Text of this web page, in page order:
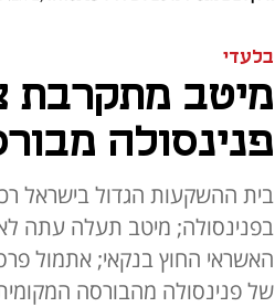
בלעדי
מיטב מתקרבת
פנינסולה
בית ההשקעות הגדול בישראל
האשראי החוץ בנקאי; אתמול
של פנינסולה מהבורסה